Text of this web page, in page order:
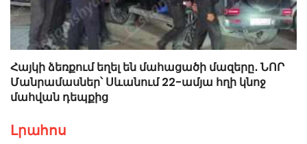
Հայկի ձեռքում եղել են մահացածի մազերը․ ՆՈՐ
Մանրամասներ՝ Սևանում 22-ամյա հղի կնոջ
մահվան դեպքից
Լրահոս